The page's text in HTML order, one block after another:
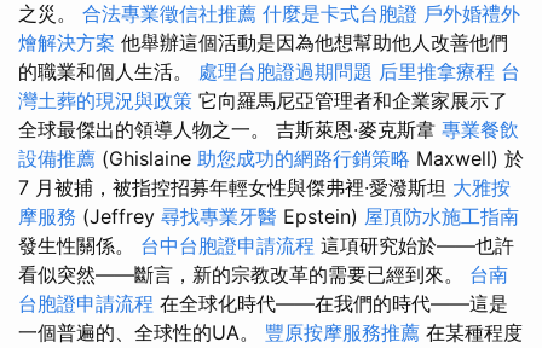
之災。 合法專業徵信社推薦 什麼是卡式台胞證 戶外婚禮外
燴解決方案 他舉辦這個活動是因為他想幫助他人改善他們
的職業和個人生活。 處理台胞證過期問題 后里推拿療程 台
灣土葬的現況與政策 它向羅馬尼亞管理者和企業家展示了
全球最傑出的領導人物之一。 吉斯萊恩·麥克斯韋 專業餐飲
設備推薦 (Ghislaine 助您成功的網路行銷策略 Maxwell) 於
7 月被捕，被指控招募年輕女性與傑弗裡·愛潑斯坦 大雅按
摩服務 (Jeffrey 尋找專業牙醫 Epstein) 屋頂防水施工指南
發生性關係。 台中台胞證申請流程 這項研究始於——也許
看似突然——斷言，新的宗教改革的需要已經到來。 台南
台胞證申請流程 在全球化時代——在我們的時代——這是
一個普遍的、全球性的UA。 豐原按摩服務推薦 在某種程度